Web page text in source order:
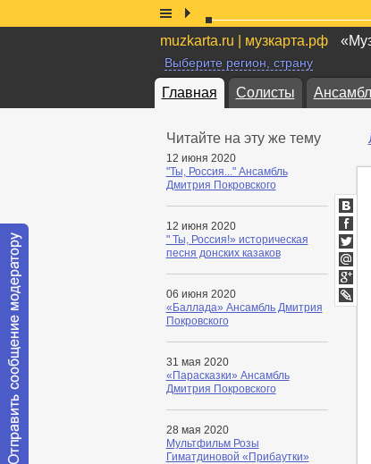
muzkarta.ru | музкарта.рф
Выберите регион, страну
Главная Солисты
Читайте на эту же тему
12 июня 2020
"Ты, Россия..." Ансамбль
Дмитрия Покровского
12 июня 2020
" Ты, Россия!» историческая
песня донских казаков
06 июня 2020
«Баллада» Ансамбль Дмитрия
Покровского
31 мая 2020
«Парасказки» Ансамбль
Дмитрия Покровского
28 мая 2020
Мультфильм Розы
Гиматдиновой «Прибаутки»
Twitter
Мой
Мир